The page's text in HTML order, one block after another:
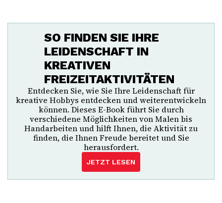
SO FINDEN SIE IHRE
LEIDENSCHAFT IN
KREATIVEN
FREIZEITAKTIVITÄTEN
Entdecken Sie, wie Sie Ihre Leidenschaft für
kreative Hobbys entdecken und weiterentwickeln
können. Dieses E-Book führt Sie durch
verschiedene Möglichkeiten von Malen bis
Handarbeiten und hilft Ihnen, die Aktivität zu
finden, die Ihnen Freude bereitet und Sie
herausfordert.
JETZT LESEN